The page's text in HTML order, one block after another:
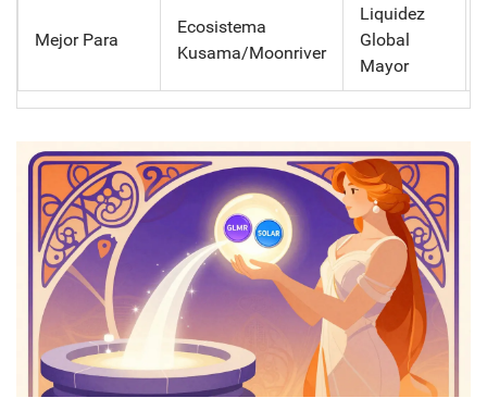
Mejor Para
Ecosistema
Kusama/Moonriver
Liquidez
Global
Mayor